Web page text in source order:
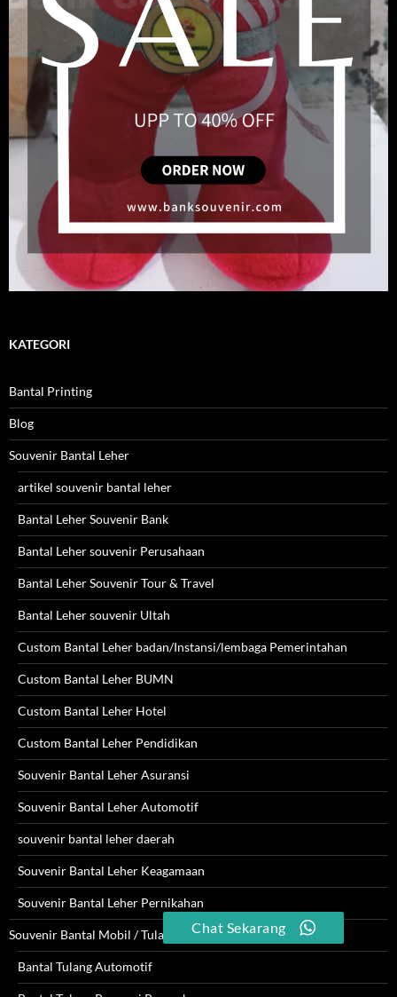
KATEGORI
Bantal Printing
Blog
Souvenir Bantal Leher
artikel souvenir bantal leher
Bantal Leher Souvenir Bank
Bantal Leher souvenir Perusahaan
Bantal Leher Souvenir Tour & Travel
Bantal Leher souvenir Ultah
Custom Bantal Leher badan/Instansi/lembaga Pemerintahan
Custom Bantal Leher BUMN
Custom Bantal Leher Hotel
Custom Bantal Leher Pendidikan
Souvenir Bantal Leher Asuransi
Souvenir Bantal Leher Automotif
souvenir bantal leher daerah
Souvenir Bantal Leher Keagamaan
Souvenir Bantal Leher Pernikahan
Souvenir Bantal Mobil / Tulang
Bantal Tulang Automotif
Chat Sekarang